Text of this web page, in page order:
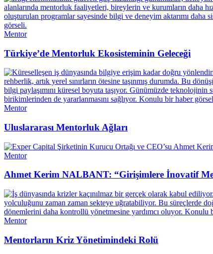
Mentor
Türkiye’de Mentorluk Ekosisteminin Geleceği
Mentor
Uluslararası Mentorluk Ağları
Mentor
Ahmet Kerim NALBANT: “Girişimlere İnovatif
Mentor
Mentorların Kriz Yönetimindeki Rolü